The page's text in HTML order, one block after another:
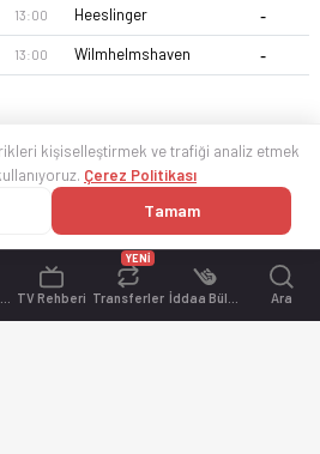
TV Rehberi Transferler
YENİ
Ara
13:00 Heeslinger -
13:00 Wilmhelmshaven -
kişiselleştirmek ve trafiği analiz etmek
Çerez Politikası
Tamam